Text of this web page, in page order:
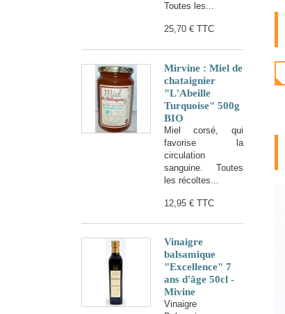
Toutes les...
25,70 € TTC
Mirvine : Miel de
chataignier
"L'Abeille
Turquoise" 500g
BIO
Miel corsé, qui
favorise la
circulation
sanguine. Toutes
les récoltes...
12,95 € TTC
Vinaigre
balsamique
"Excellence" 7
ans d'âge 50cl -
Mivine
Vinaigre